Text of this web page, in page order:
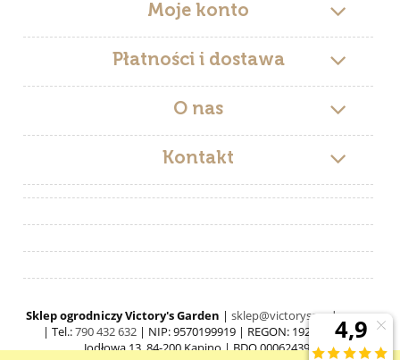
Moje konto
Płatności i dostawa
O nas
Kontakt
Sklep ogrodniczy Victory's Garden | sklep@victorysgarden.com
| Tel.:790 432 632 | NIP: 9570199919 | REGON: 192519546 |
Jodłowa 13, 84-200 Kąpino | BDO 000624397